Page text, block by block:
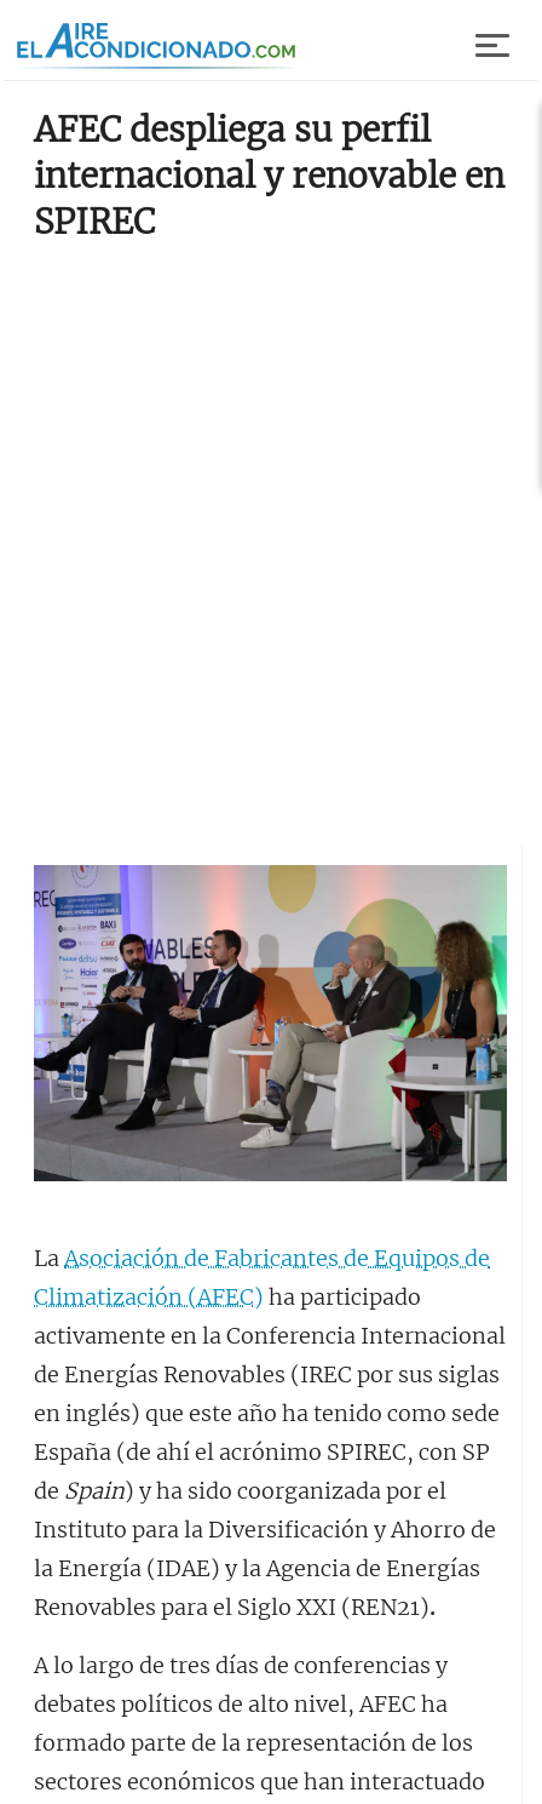
AFEC despliega su perfil
internacional y renovable en
SPIREC
LaAsociación de Fabricantes de Equipos de
Climatización (AFEC) ha participado
activamente en la Conferencia Internacional
de Energías Renovables (IREC por sus siglas
en inglés) que este año ha tenido como sede
España (de ahí el acrónimo SPIREC, con SP
de Spain) y ha sido coorganizada por el
Instituto para la Diversificación y Ahorro de
la Energía (IDAE) y la Agencia de Energías
Renovables para el Siglo XXI (REN21).
A lo largo de tres días de conferencias y
debates políticos de alto nivel, AFEC ha
formado parte de la representación de los
sectores económicos que han interactuado